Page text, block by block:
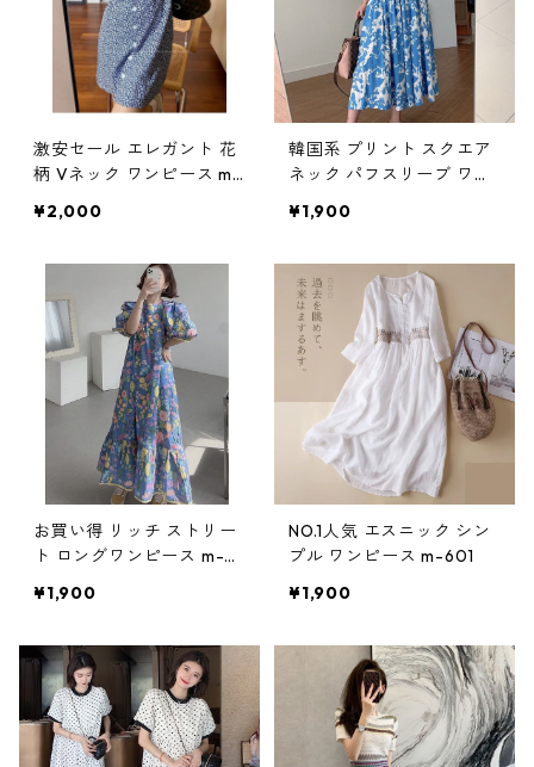
激安セール エレガント 花
柄 Vネック ワンピース m-
¥2,000
韓国系 プリント スクエア
ネック パフスリーブ ワン
¥1,900
お買い得 リッチ ストリー
ト ロングワンピース m-45
¥1,900
NO.1人気 エスニック シン
プル ワンピース m-601
¥1,900